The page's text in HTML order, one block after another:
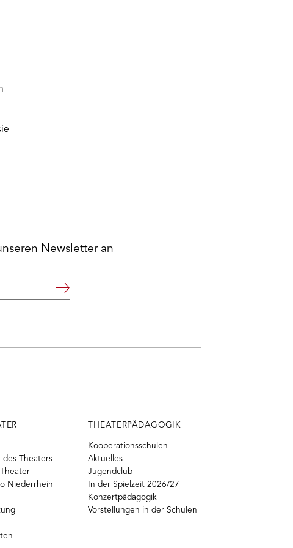
Newsletter an
Weiter
des Theaters
Niederrhein
THEATERPÄDAGOGIK
Kooperationsschulen
Aktuelles
Jugendclub
In der Spielzeit 2026/27
Konzertpädagogik
Vorstellungen in der Schulen